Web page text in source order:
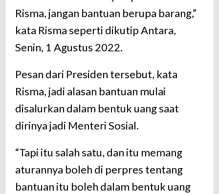
Risma, jangan bantuan berupa barang,”
kata Risma seperti dikutip Antara,
Senin, 1 Agustus 2022.
Pesan dari Presiden tersebut, kata
Risma, jadi alasan bantuan mulai
disalurkan dalam bentuk uang saat
dirinya jadi Menteri Sosial.
“Tapi itu salah satu, dan itu memang
aturannya boleh di perpres tentang
bantuan itu boleh dalam bentuk uang